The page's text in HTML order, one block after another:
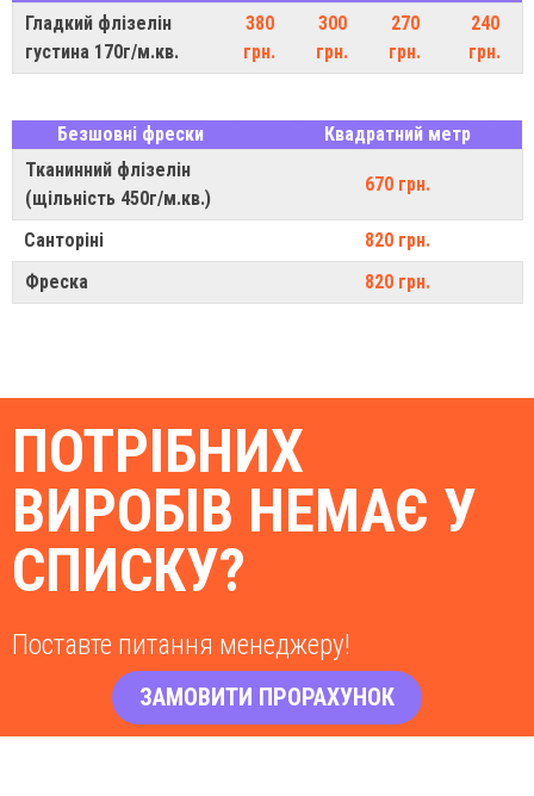
Гладкий флізелін
густина 170г/м.кв.
380
грн.
300
грн.
270
грн.
240
грн.
Безшовні фрески
Квадратний метр
Тканинний флізелін
(щільність 450г/м.кв.)
670 грн.
Санторіні
820 грн.
Фреска
820 грн.
ПОТРІБНИХ
ВИРОБІВ НЕМАЄ У
СПИСКУ?
Поставте питання менеджеру!
ЗАМОВИТИ ПРОРАХУНОК